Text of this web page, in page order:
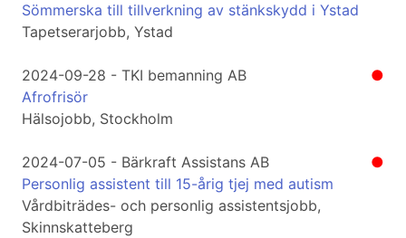
Sömmerska till tillverkning av stänkskydd i Ystad
Tapetserarjobb, Ystad
●
2024-09-28 - TKI bemanning AB
Afrofrisör
Hälsojobb, Stockholm
●
2024-07-05 - Bärkraft Assistans AB
Personlig assistent till 15-årig tjej med autism
Vårdbiträdes- och personlig assistentsjobb,
Skinnskatteberg